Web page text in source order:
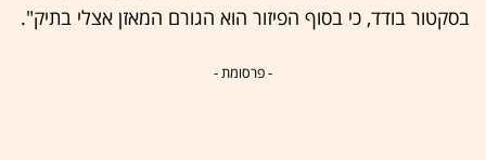
בסקטור בודד, כי בסוף הפיזור הוא הגורם המאזן אצלי בתיק".
- פרסומת -